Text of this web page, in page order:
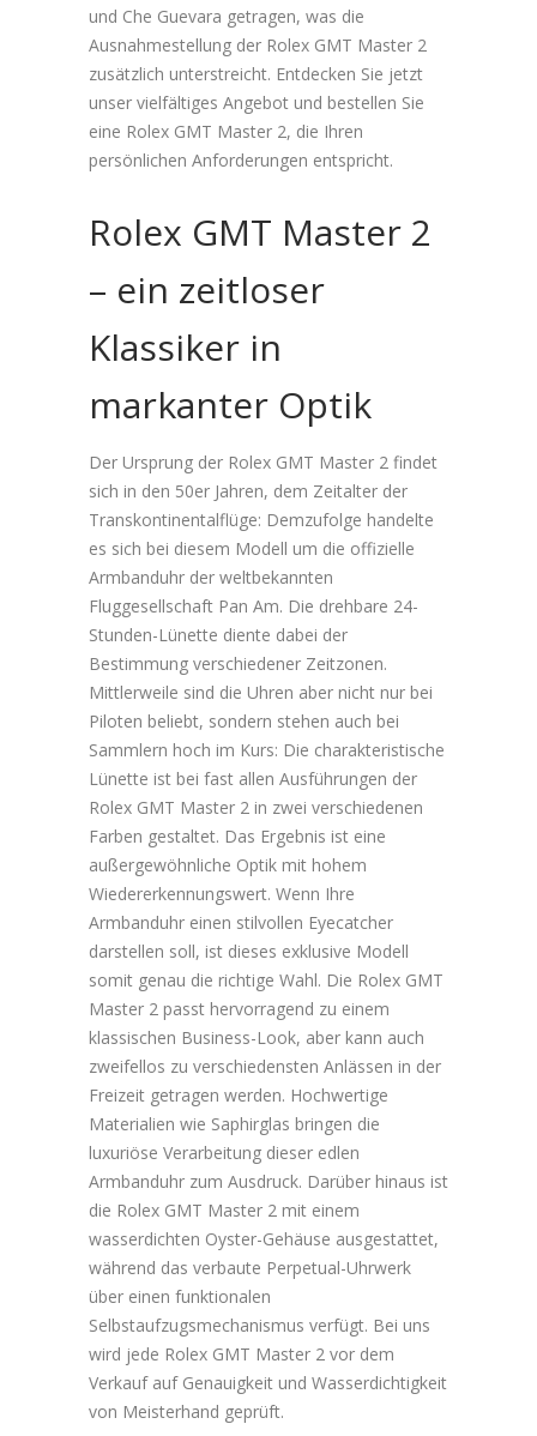
und Che Guevara getragen, was die
Ausnahmestellung der Rolex GMT Master 2
zusätzlich unterstreicht. Entdecken Sie jetzt
unser vielfältiges Angebot und bestellen Sie
eine Rolex GMT Master 2, die Ihren
persönlichen Anforderungen entspricht.
Rolex GMT Master 2
– ein zeitloser
Klassiker in
markanter Optik
Der Ursprung der Rolex GMT Master 2 findet
sich in den 50er Jahren, dem Zeitalter der
Transkontinentalflüge: Demzufolge handelte
es sich bei diesem Modell um die offizielle
Armbanduhr der weltbekannten
Fluggesellschaft Pan Am. Die drehbare 24-
Stunden-Lünette diente dabei der
Bestimmung verschiedener Zeitzonen.
Mittlerweile sind die Uhren aber nicht nur bei
Piloten beliebt, sondern stehen auch bei
Sammlern hoch im Kurs: Die charakteristische
Lünette ist bei fast allen Ausführungen der
Rolex GMT Master 2 in zwei verschiedenen
Farben gestaltet. Das Ergebnis ist eine
außergewöhnliche Optik mit hohem
Wiedererkennungswert. Wenn Ihre
Armbanduhr einen stilvollen Eyecatcher
darstellen soll, ist dieses exklusive Modell
somit genau die richtige Wahl. Die Rolex GMT
Master 2 passt hervorragend zu einem
klassischen Business-Look, aber kann auch
zweifellos zu verschiedensten Anlässen in der
Freizeit getragen werden. Hochwertige
Materialien wie Saphirglas bringen die
luxuriöse Verarbeitung dieser edlen
Armbanduhr zum Ausdruck. Darüber hinaus ist
die Rolex GMT Master 2 mit einem
wasserdichten Oyster-Gehäuse ausgestattet,
während das verbaute Perpetual-Uhrwerk
über einen funktionalen
Selbstaufzugsmechanismus verfügt. Bei uns
wird jede Rolex GMT Master 2 vor dem
Verkauf auf Genauigkeit und Wasserdichtigkeit
von Meisterhand geprüft.